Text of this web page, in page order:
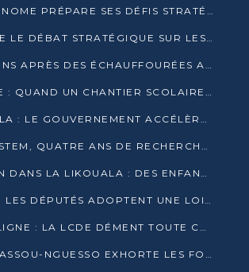
LE PORT AUTONOME PRÉPARE SES DÉFIS STRATÉGIQUES DE 2026
L’ARPCE LANCE LE DÉBAT STRATÉGIQUE SUR LES DONNÉES, L’IA ET LA FINANCE NUMÉRIQUE AU CONGO
POOL : TENSIONS APRÈS DES ÉCHAUFFOURÉES ARMÉES ENTRE DGSP ET EX-MILICIENS NINJA
ANGOLA-LIBRE : QUAND UN CHANTIER SCOLAIRE DEVIENT LE MIROIR D’UN CONGO EN MOUVEMENT
PROJET MOSALA : LE GOUVERNEMENT ACCÉLÈRE L’INSERTION DES JEUNES EN 2026
FORCA ECOSYSTEM, QUATRE ANS DE RECHERCHE DE TERRAIN AVANT UN LANCEMENT OFFICIEL EN 2026
TRAFIC HUMAIN DANS LA LIKOUALA : DES ENFANTS AUTOCHTONES RÉDUITS AU TRAVAIL FORCÉ
BUDGET 2026 : LES DÉPUTÉS ADOPTENT UNE LOI DES FINANCES DE PLUS DE 2500 MILLIARDS FCFA
ARNAQUE EN LIGNE : LA LCDE DÉMENT TOUTE CAMPAGNE DE RECRUTEMENT
VŒUX 2026 : SASSOU-NGUESSO EXHORTE LES FORCES VIVES À RENFORCER L’UNITÉ